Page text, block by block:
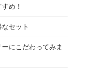
め！
セット
にこだわってみま